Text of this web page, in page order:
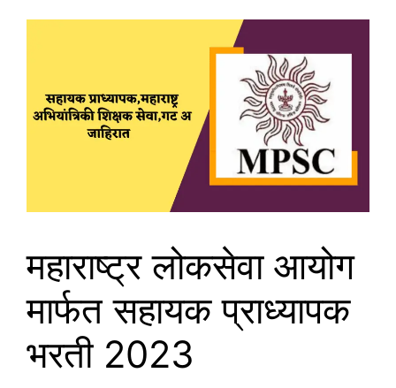
महाराष्ट्र लोकसेवा आयोग
मार्फत सहायक प्राध्यापक
भरती 2023